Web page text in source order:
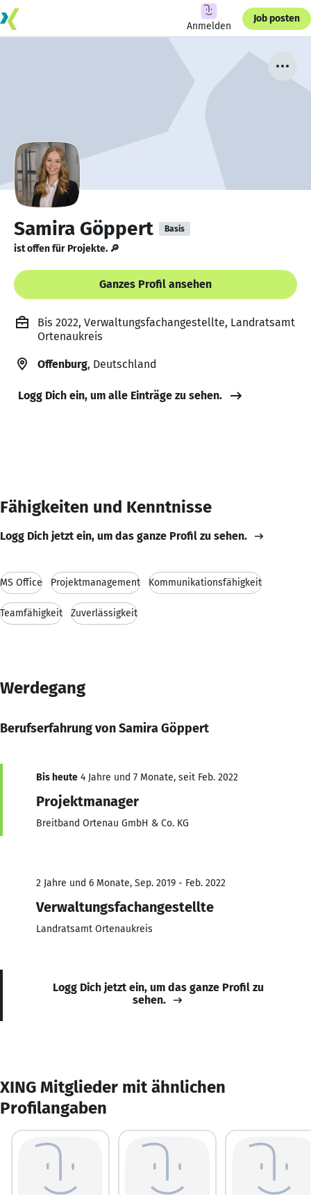
Anmelden
Job posten
Samira Göppert Basis
ist offen für Projekte. 🔎
Ganzes Profil ansehen
Bis 2022, Verwaltungsfachangestellte, Landratsamt
Ortenaukreis
Offenburg, Deutschland
Logg Dich ein, um alle Einträge zu sehen.
Fähigkeiten und Kenntnisse
Logg Dich jetzt ein, um das ganze Profil zu sehen.
MS Office Projektmanagement Kommunikationsfähigkeit
Teamfähigkeit Zuverlässigkeit
Werdegang
Berufserfahrung von Samira Göppert
Bis heute 4 Jahre und 7 Monate, seit Feb. 2022
Projektmanager
Breitband Ortenau GmbH & Co. KG
2 Jahre und 6 Monate, Sep. 2019 - Feb. 2022
Verwaltungsfachangestellte
Landratsamt Ortenaukreis
Logg Dich jetzt ein, um das ganze Profil zu
sehen.
XING Mitglieder mit ähnlichen
Profilangaben